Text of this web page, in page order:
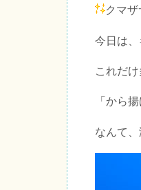
クマザ
今日は
これだ
「から
なんて